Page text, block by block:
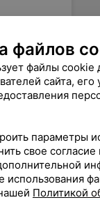
файлов
файлы cookie
сайта,
параметры
свое
использования
Политикой